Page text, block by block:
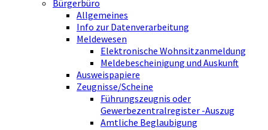
Bürgerbüro
Allgemeines
Info zur Datenverarbeitung
Meldewesen
Elektronische Wohnsitzanmeldung
Meldebescheinigung und Auskunft
Ausweispapiere
Zeugnisse/Scheine
Führungszeugnis oder
Gewerbezentralregister -Auszug
Amtliche Beglaubigung